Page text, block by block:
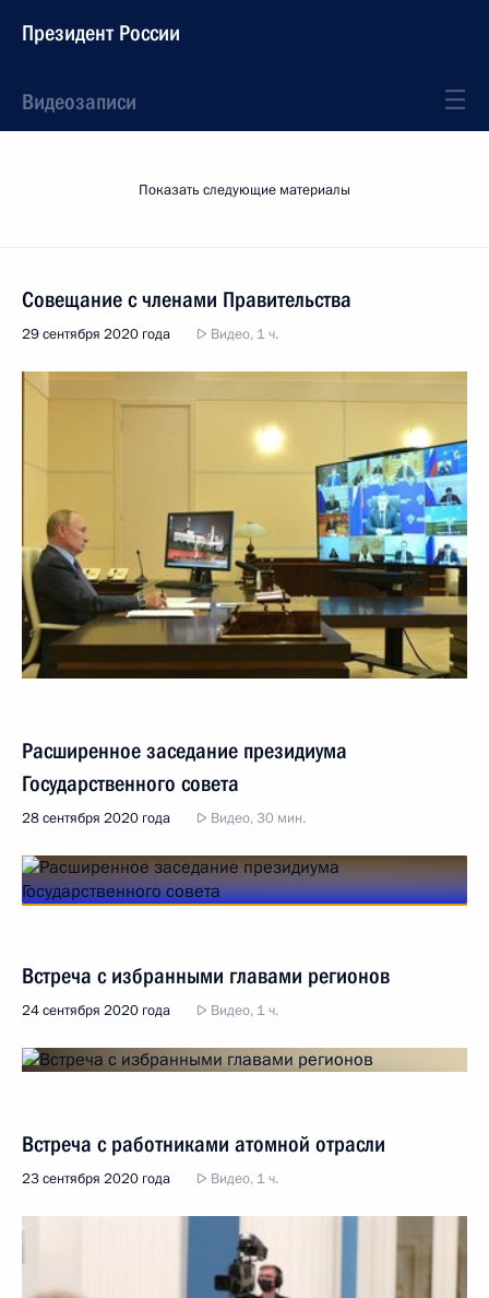
Президент России
Видеозаписи
Показать следующие материалы
Совещание с членами Правительства
29 сентября 2020 года Видео, 1 ч.
Расширенное заседание президиума
Государственного совета
28 сентября 2020 года Видео, 30 мин.
Встреча с избранными главами регионов
24 сентября 2020 года Видео, 1 ч.
Встреча с работниками атомной отрасли
23 сентября 2020 года Видео, 1 ч.